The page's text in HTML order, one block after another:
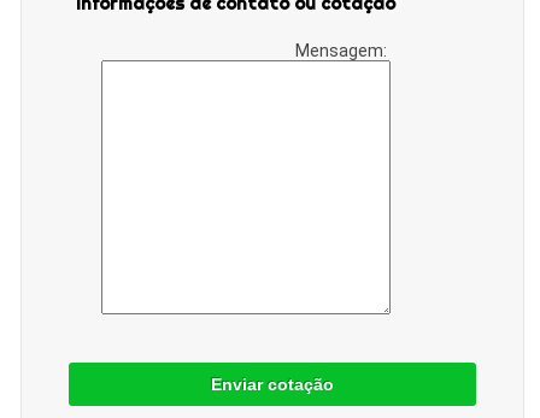
Mensagem:
Enviar cotação